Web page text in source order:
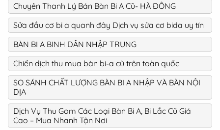
Chuyên Thanh Lý Bán Bàn Bi A Cũ- HÀ ĐÔNG
Sửa đầu cơ bi a quanh đây Dịch vụ sửa cơ bida uy tín
BÀN BI A BINH DÂN NHẬP TRUNG
Chiến dịch thu mua bàn bi-a cũ trên toàn quốc
SO SÁNH CHẤT LƯỢNG BÀN BI A NHẬP VÀ BÀN NỘI
ĐỊA
Dịch Vụ Thu Gom Các Loại Bàn Bi A, Bi Lắc Cũ Giá
Cao – Mua Nhanh Tận Nơi